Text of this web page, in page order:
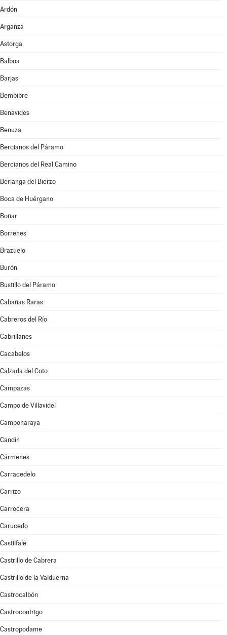
Ardón
Arganza
Astorga
Balboa
Barjas
Bembibre
Benavides
Benuza
Bercianos del Páramo
Bercianos del Real Camino
Berlanga del Bierzo
Boca de Huérgano
Boñar
Borrenes
Brazuelo
Burón
Bustillo del Páramo
Cabañas Raras
Cabreros del Río
Cabrillanes
Cacabelos
Calzada del Coto
Campazas
Campo de Villavidel
Camponaraya
Candín
Cármenes
Carracedelo
Carrizo
Carrocera
Carucedo
Castilfalé
Castrillo de Cabrera
Castrillo de la Valduerna
Castrocalbón
Castrocontrigo
Castropodame